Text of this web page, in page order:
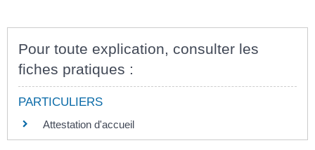
Pour toute explication, consulter les
fiches pratiques :
PARTICULIERS
Attestation d'accueil